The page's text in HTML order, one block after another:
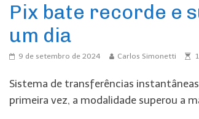
Pix bate recorde e
um dia
9 de setembro de 2024 Carlos Simonetti 1
Sistema de transferências
primeira vez, a modalidade superou a